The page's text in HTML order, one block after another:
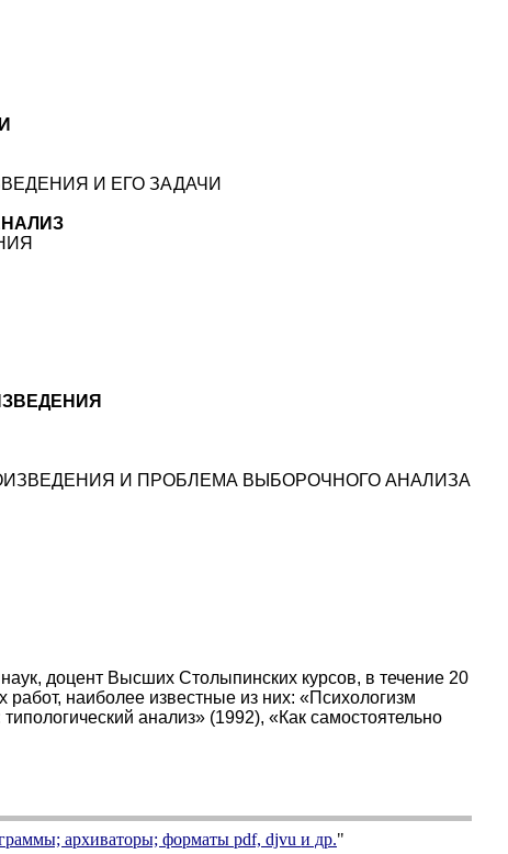
И ЕГО ЗАДАЧИ
И ПРОБЛЕМА ВЫБОРОЧНОГО АНАЛИЗА
доцент Высших Столыпинских курсов, в течение 20
наиболее известные из них: «Психологизм
анализ» (1992), «Как самостоятельно
архиваторы; форматыpdf, djvuи др."